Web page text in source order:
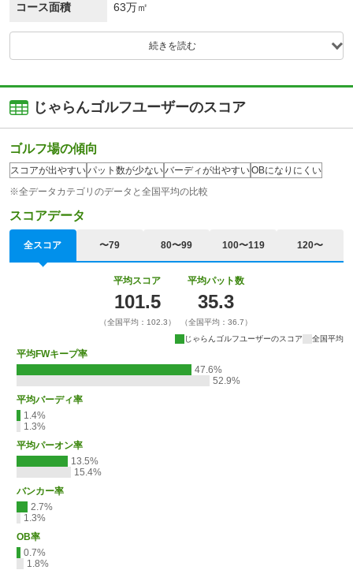
コース面積 63万㎡
続きを読む
じゃらんゴルフユーザーのスコア
ゴルフ場の傾向
スコアが出やすいパット数が少ないバーディが出やすいOBになりにくい
※全データカテゴリのデータと全国平均の比較
スコアデータ
全スコア 〜79 80〜99 100〜119 120〜
平均スコア
101.5
（全国平均：102.3）
平均パット数
35.3
（全国平均：36.7）
じゃらんゴルフユーザーのスコア
全国平均
平均FWキープ率
47.6%
52.9%
平均バーディ率
1.4%
1.3%
平均パーオン率
13.5%
15.4%
バンカー率
2.7%
1.3%
OB率
0.7%
1.8%